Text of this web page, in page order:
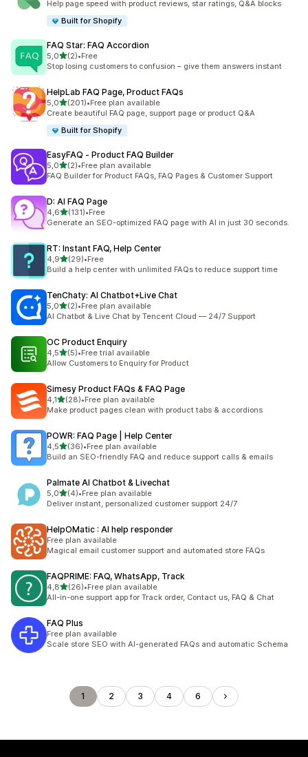
Help page speed with product reviews, star ratings, Q&A blocks
Built for Shopify
FAQ Star: FAQ Accordion
5,0/ 5 tähteä
(2)
2 arvostelua yhteensä
•Free
Stop losing customers to confusion – give them answers instant
HelpLab FAQ Page, Product FAQs
5,0/ 5 tähteä
(201)
201 arvostelua yhteensä
•Free plan available
Create beautiful FAQ page, support page or product Q&A
Built for Shopify
EasyFAQ ‑ Product FAQ Builder
5,0/ 5 tähteä
(2)
2 arvostelua yhteensä
•Free plan available
FAQ Builder for Product FAQs, FAQ Pages & Customer Support
D: AI FAQ Page
4,6/ 5 tähteä
(131)
131 arvostelua yhteensä
•Free
Generate an SEO-optimized FAQ page with AI in just 30 seconds.
RT: Instant FAQ, Help Center
4,9/ 5 tähteä
(29)
29 arvostelua yhteensä
•Free
Build a help center with unlimited FAQs to reduce support time
TenChaty: AI Chatbot+Live Chat
5,0/ 5 tähteä
(2)
2 arvostelua yhteensä
•Free plan available
AI Chatbot & Live Chat by Tencent Cloud — 24/7 Support
OC Product Enquiry
4,5/ 5 tähteä
(5)
5 arvostelua yhteensä
•Free trial available
Allow Customers to Enquiry for Product
Simesy Product FAQs & FAQ Page
4,1/ 5 tähteä
(28)
28 arvostelua yhteensä
•Free plan available
Make product pages clean with product tabs & accordions
POWR: FAQ Page | Help Center
4,5/ 5 tähteä
(36)
36 arvostelua yhteensä
•Free plan available
Build an SEO-friendly FAQ and reduce support calls & emails
Palmate AI Chatbot & Livechat
5,0/ 5 tähteä
(4)
4 arvostelua yhteensä
•Free plan available
Deliver instant, personalized customer support 24/7
HelpOMatic : AI help responder
Free plan available
Magical email customer support and automated store FAQs
FAQPRIME: FAQ, WhatsApp, Track
4,8/ 5 tähteä
(26)
26 arvostelua yhteensä
•Free plan available
All-in-one support app for Track order, Contact us, FAQ & Chat
FAQ Plus
Free plan available
Scale store SEO with AI-generated FAQs and automatic Schema
1 2 3 4 6